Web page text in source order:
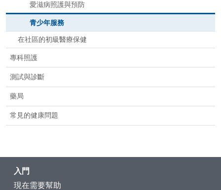
愛滋病照護與預防
青少年服務
在社區的初級醫療保健
專科照護
測試與診斷
藥局
常見的健康問題
入門
現在需要幫助